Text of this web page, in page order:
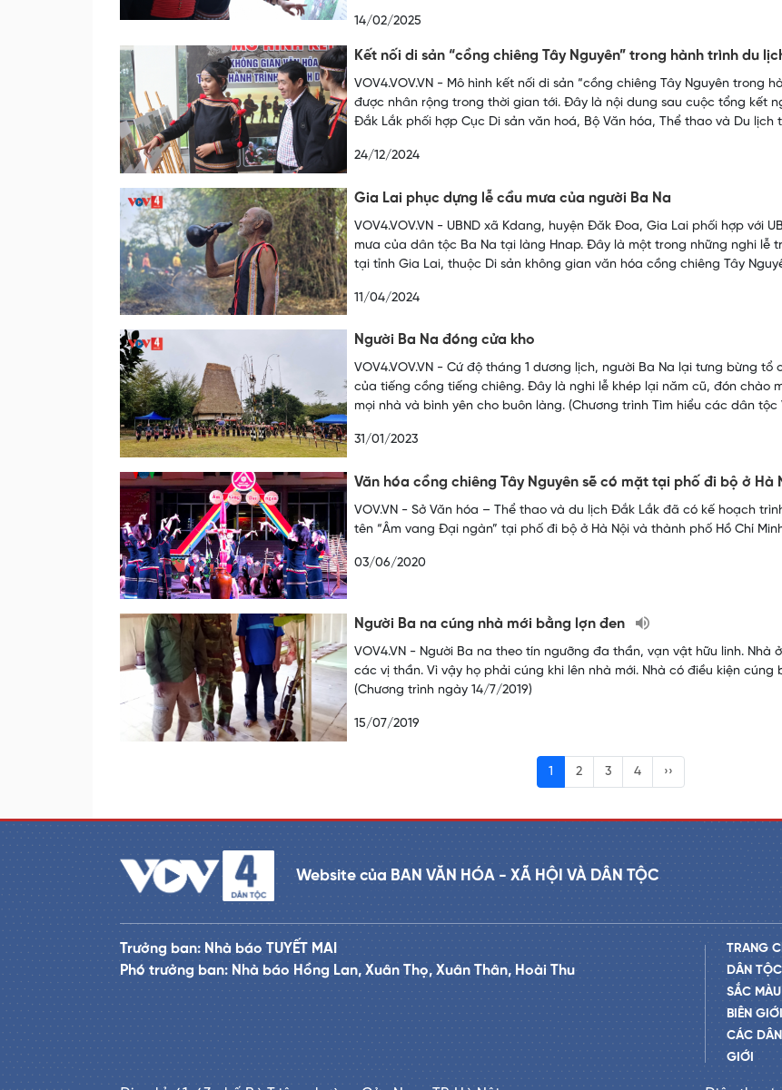
14/02/2025
Kết nối di sản “cồng chiêng Tây Nguyên” trong hành trình du
VOV4.VOV.VN - Mô hình kết nối di sản “cồng chiêng Tây Nguyên trong
được nhân rộng trong thời gian tới. Đây là nội dung sau cuộc tổng kết
Đắk Lắk phối hợp Cục Di sản văn hoá, Bộ Văn hóa, Thể thao và Du lịch
24/12/2024
Gia Lai phục dựng lễ cầu mưa của người Ba Na
VOV4.VOV.VN - UBND xã Kdang, huyện Đăk Đoa, Gia Lai phối hợp với
mưa của dân tộc Ba Na tại làng Hnap. Đây là một trong những nghi
tại tỉnh Gia Lai, thuộc Di sản không gian văn hóa cồng chiêng Tây
11/04/2024
Người Ba Na đóng cửa kho
VOV4.VOV.VN - Cứ độ tháng 1 dương lịch, người Ba Na lại tưng bừng
của tiếng cồng tiếng chiêng. Đây là nghi lễ khép lại năm cũ, đón chào
mọi nhà và bình yên cho buôn làng. (Chương trình Tìm hiểu các dân tộc
31/01/2023
Văn hóa cồng chiêng Tây Nguyên sẽ có mặt tại phố đi bộ ở Hà
VOV.VN - Sở Văn hóa – Thể thao và du lịch Đắk Lắk đã có kế hoạch
tên “Âm vang Đại ngàn” tại phố đi bộ ở Hà Nội và thành phố Hồ Chí
03/06/2020
Người Ba na cúng nhà mới bằng lợn đen
VOV4.VN - Người Ba na theo tín ngưỡng đa thần, vạn vật hữu linh.
các vị thần. Vì vậy họ phải cúng khi lên nhà mới. Nhà có điều kiện
(Chương trình ngày 14/7/2019)
15/07/2019
1 2 3 4 ››
Website của BAN VĂN HÓA - XÃ HỘI VÀ DÂN TỘC
Trưởng ban: Nhà báo TUYẾT MAI
Phó trưởng ban: Nhà báo Hồng Lan, Xuân Thọ, Xuân Thân, Hoài Thu
TRANG
DÂN
SẮC
BIÊN
CÁC
GIỚI